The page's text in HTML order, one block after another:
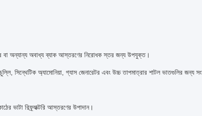
বা অন্যান্য অবাধ্য ব্যাক আস্তরণের নিরোধক স্তর জন্য উপযুক্ত।
চুল্লি, সিন্থেটিক অ্যামোনিয়া, গ্যাস জেনারেটর এবং উচ্চ তাপমাত্রার শাটল ভাতগুলির জন্য
ভাটা রিফ্র্যাক্টরি আস্তরণের উপাদান।